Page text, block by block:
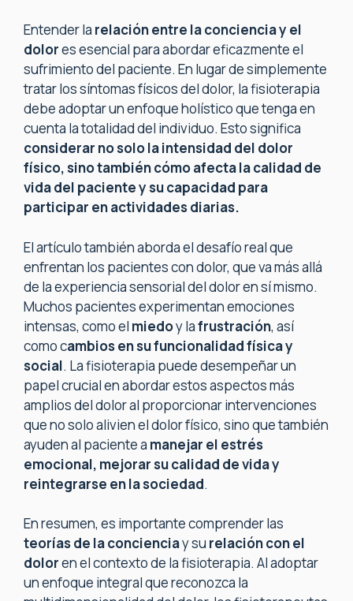
Entender la relación entre la conciencia y el
dolores esencial para abordar eficazmente el
sufrimiento del paciente. En lugar de simplemente
tratar los síntomas físicos del dolor, la fisioterapia
debe adoptar un enfoque holístico que tenga en
cuenta la totalidad del individuo. Esto significa
considerar no solo la intensidad del dolor
físico, sino también cómo afecta la calidad de
vida del paciente y su capacidad para
participar en actividades diarias.
El artículo también aborda el desafío real que
enfrentan los pacientes con dolor, que va más allá
de la experiencia sensorial del dolor en sí mismo.
Muchos pacientes experimentan emociones
intensas, como el miedoy lafrustración, así
como cambios en su funcionalidad física y
social. La fisioterapia puede desempeñar un
papel crucial en abordar estos aspectos más
amplios del dolor al proporcionar intervenciones
que no solo alivien el dolor físico, sino que también
ayuden al paciente a manejar el estrés
emocional, mejorar su calidad de vida y
reintegrarse en la sociedad.
En resumen, es importante comprender las
teorías de la concienciay su relación con el
doloren el contexto de la fisioterapia. Al adoptar
un enfoque integral que reconozca la